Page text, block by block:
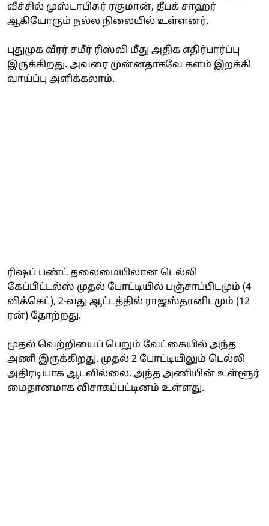
வீச்சில் முஸ்டாபிசுர் ரகுமான், தீபக் சாஹர்
ஆகியோரும் நல்ல நிலையில் உள்ளனர்.
புதுமுக வீரர் சமீர் ரிஸ்வி மீது அதிக எதிர்பார்ப்பு
இருக்கிறது. அவரை முன்னதாகவே களம் இறக்கி
வாய்ப்பு அளிக்கலாம்.
ரிஷப் பண்ட் தலைமையிலான டெல்லி
கேப்பிட்டல்ஸ் முதல் போட்டியில் பஞ்சாப்பிடமும் (4
விக்கெட்), 2-வது ஆட்டத்தில் ராஜஸ்தானிடமும் (12
ரன்) தோற்றது.
முதல் வெற்றியைப் பெறும் வேட்கையில் அந்த
அணி இருக்கிறது. முதல் 2 போட்டியிலும் டெல்லி
அதிரடியாக ஆடவில்லை. அந்த அணியின் உள்ளூர்
மைதானமாக விசாகப்பட்டினம் உள்ளது.